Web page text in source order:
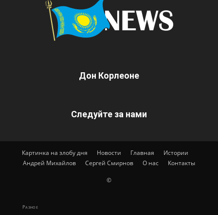
Дон Корлеоне
Следуйте за нами
Картинка на злобу дня Новости Главная
Истории
Андрей Михайлов
Сергей Смирнов О нас Контакты
©
Разное